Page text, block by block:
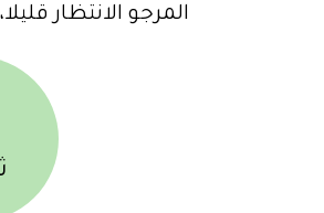
المرجو الانتظار